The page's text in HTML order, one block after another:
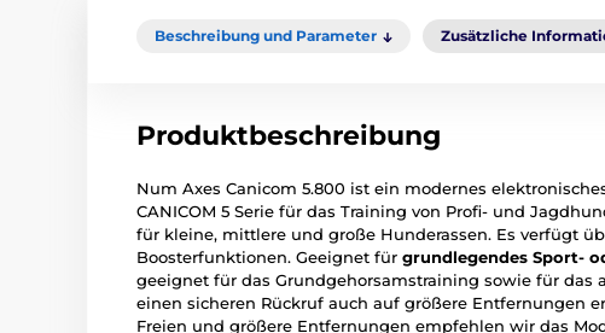
Beschreibung und Parameter Zusätzliche
Produktbeschreibung
Num Axes Canicom 5.800 ist ein modernes
CANICOM 5 Serie für das Training von Profi- und
für kleine, mittlere und große Hunderassen. Es verfügt
Boosterfunktionen. Geeignet für grundlegendes Sport-
geeignet für das Grundgehorsamstraining sowie für das
einen sicheren Rückruf auch auf größere Entfernungen
Freien und größere Entfernungen empfehlen wir das